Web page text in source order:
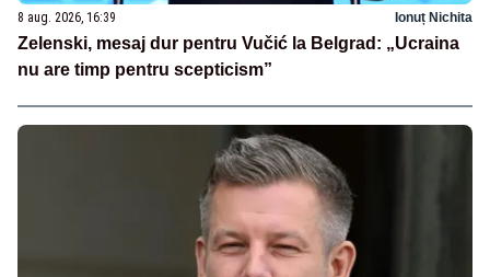
8 aug. 2026, 16:39 Ionuț Nichita
Zelenski, mesaj dur pentru Vučić la Belgrad: „Ucraina
nu are timp pentru scepticism”